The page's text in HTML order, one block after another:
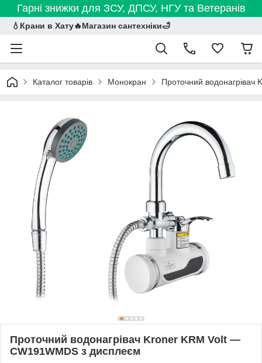
Гарні знижки для ЗСУ, ДПСУ, НГУ та Ветеранів
💧Крани в Хату🔥Магазин сантехніки🛁
Каталог товарів Монокран Проточний
Проточний водонагрівач Kroner KRM Volt —
CW191WMDS з дисплеєм